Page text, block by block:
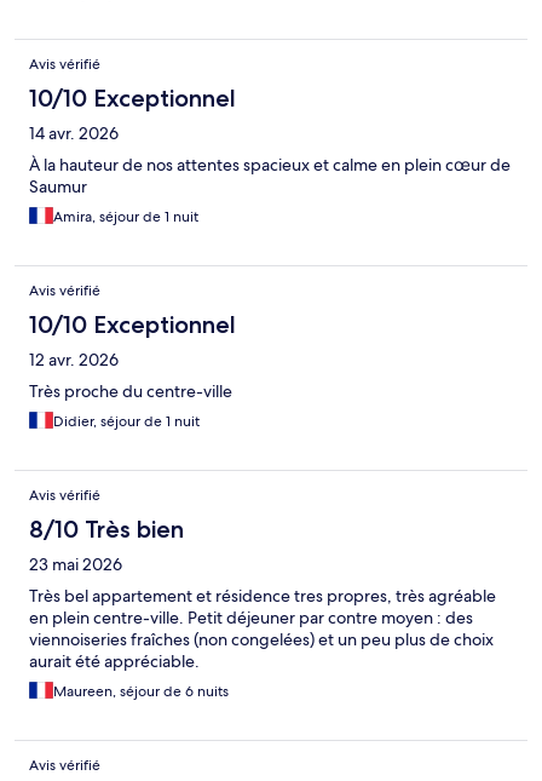
Avis vérifié
10/10 Exceptionnel
14 avr. 2026
À la hauteur de nos attentes spacieux et calme en plein cœur de
Saumur
Amira, séjour de 1 nuit
Avis vérifié
10/10 Exceptionnel
12 avr. 2026
Très proche du centre-ville
Didier, séjour de 1 nuit
Avis vérifié
8/10 Très bien
23 mai 2026
Très bel appartement et résidence tres propres, très agréable
en plein centre-ville. Petit déjeuner par contre moyen : des
viennoiseries fraîches (non congelées) et un peu plus de choix
aurait été appréciable.
Maureen, séjour de 6 nuits
Avis vérifié